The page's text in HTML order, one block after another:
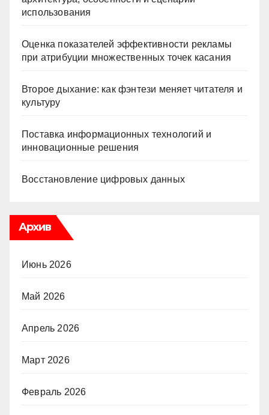
использования
Оценка показателей эффективности рекламы
при атрибуции множественных точек касания
Второе дыхание: как фэнтези меняет читателя и
культуру
Поставка информационных технологий и
инновационные решения
Восстановление цифровых данных
Архив
Июнь 2026
Май 2026
Апрель 2026
Март 2026
Февраль 2026